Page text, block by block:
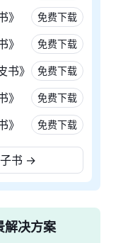
》 免费下载
》 免费下载
书》 免费下载
》 免费下载
》 免费下载
书 →
解决方案